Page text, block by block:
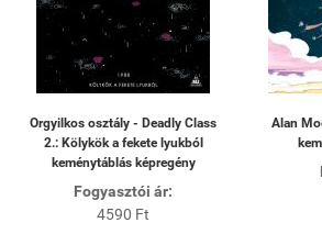
Orgyilkos osztály - Deadly Class
2.: Kölykök a fekete lyukból
keménytáblás képregény
Fogyasztói ár:
4590 Ft
Alan